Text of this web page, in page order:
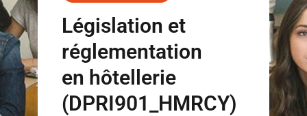
Législation et
réglementation
en hôtellerie
(DPRI901_HMRCY)